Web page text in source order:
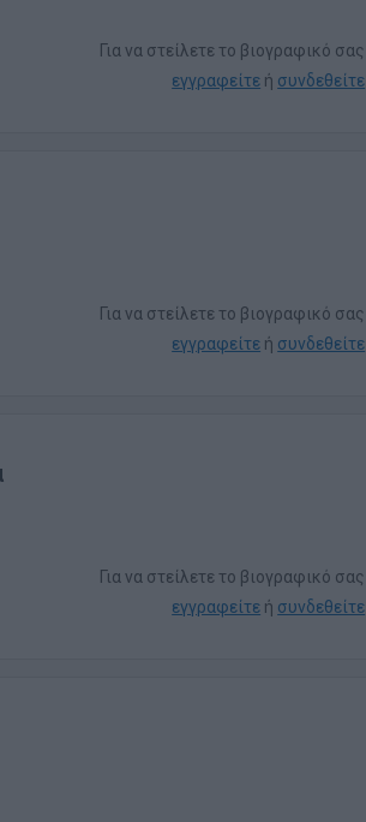
Για να στείλετε το βιογραφικό σας
εγγραφείτε ή συνδεθείτε
Για να στείλετε το βιογραφικό σας
εγγραφείτε ή συνδεθείτε
Για να στείλετε το βιογραφικό σας
εγγραφείτε ή συνδεθείτε